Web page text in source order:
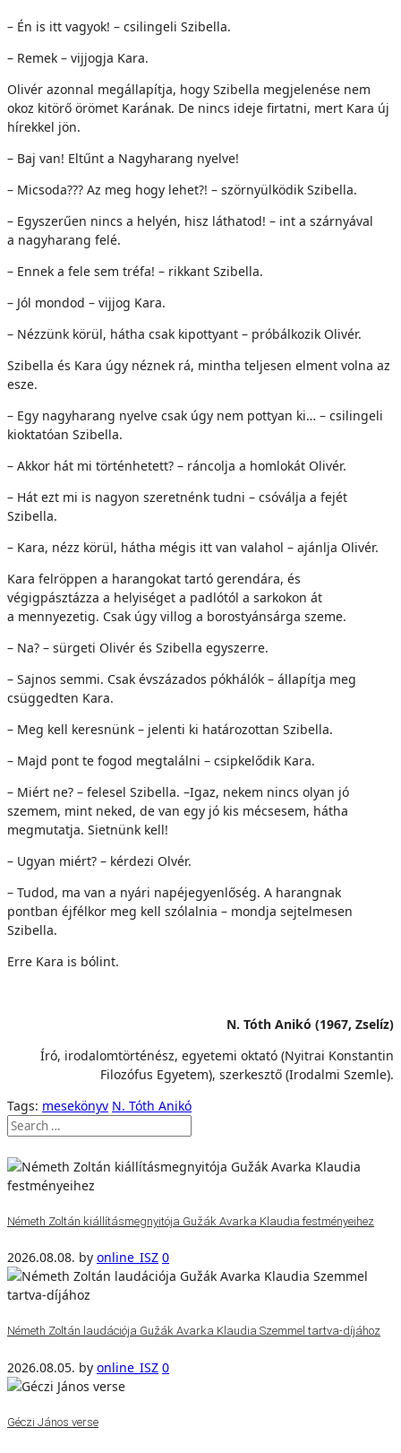
– Én is itt vagyok! – csilingeli Szibella.
– Remek – vijjogja Kara.
Olivér azonnal megállapítja, hogy Szibella megjelenése nem
okoz kitörő örömet Karának. De nincs ideje firtatni, mert Kara új
hírekkel jön.
– Baj van! Eltűnt a Nagyharang nyelve!
– Micsoda??? Az meg hogy lehet?! – szörnyülködik Szibella.
– Egyszerűen nincs a helyén, hisz láthatod! – int a szárnyával
a nagyharang felé.
– Ennek a fele sem tréfa! – rikkant Szibella.
– Jól mondod – vijjog Kara.
– Nézzünk körül, hátha csak kipottyant – próbálkozik Olivér.
Szibella és Kara úgy néznek rá, mintha teljesen elment volna az
esze.
– Egy nagyharang nyelve csak úgy nem pottyan ki… – csilingeli
kioktatóan Szibella.
– Akkor hát mi történhetett? – ráncolja a homlokát Olivér.
– Hát ezt mi is nagyon szeretnénk tudni – csóválja a fejét
Szibella.
– Kara, nézz körül, hátha mégis itt van valahol – ajánlja Olivér.
Kara felröppen a harangokat tartó gerendára, és
végigpásztázza a helyiséget a padlótól a sarkokon át
a mennyezetig. Csak úgy villog a borostyánsárga szeme.
– Na? – sürgeti Olivér és Szibella egyszerre.
– Sajnos semmi. Csak évszázados pókhálók – állapítja meg
csüggedten Kara.
– Meg kell keresnünk – jelenti ki határozottan Szibella.
– Majd pont te fogod megtalálni – csipkelődik Kara.
– Miért ne? – felesel Szibella. –Igaz, nekem nincs olyan jó
szemem, mint neked, de van egy jó kis mécsesem, hátha
megmutatja. Sietnünk kell!
– Ugyan miért? – kérdezi Olvér.
– Tudod, ma van a nyári napéjegyenlőség. A harangnak
pontban éjfélkor meg kell szólalnia – mondja sejtelmesen
Szibella.
Erre Kara is bólint.
N. Tóth Anikó (1967, Zselíz)
Író, irodalomtörténész, egyetemi oktató (Nyitrai Konstantin
Filozófus Egyetem), szerkesztő (Irodalmi Szemle).
Tags: mesekönyv N. Tóth Anikó
Németh Zoltán kiállításmegnyitója Gužák Avarka Klaudia festményeihez
2026.08.08. by online_ISZ 0
Németh Zoltán laudációja Gužák Avarka Klaudia Szemmel tartva-díjához
2026.08.05. by online_ISZ 0
Géczi János verse